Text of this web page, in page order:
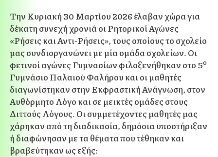
Την Κυριακή 30 Μαρτίου 2026 έλαβαν χώρα για
δέκατη συνεχή χρονιά οι Ρητορικοί Αγώνες
«Ρήσεις και Αντι-Ρήσεις», τους οποίους το σχολείο
μας συνδιοργανώνει με μία ομάδα σχολείων. Οι
φετινοί αγώνες Γυμνασίων φιλοξενήθηκαν στο 5ο
Γυμνάσιο Παλαιού Φαλήρου και οι μαθητές
διαγωνίστηκαν στην Εκφραστική Ανάγνωση, στον
Αυθόρμητο Λόγο και σε μεικτές ομάδες στους
Διττούς Λόγους. Οι συμμετέχοντες μαθητές μας
χάρηκαν από τη διαδικασία, δημόσια υποστήριξαν
ή διαφώνησαν με τα θέματα που τέθηκαν και
βραβεύτηκαν ως εξής: